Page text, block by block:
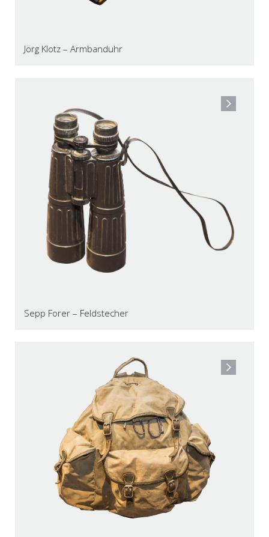
Jörg Klotz – Armbanduhr
Sepp Forer – Feldstecher